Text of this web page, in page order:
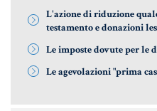
L'azione di riduzione
testamento e donazioni
Le imposte dovute per le
Le agevolazioni "prima